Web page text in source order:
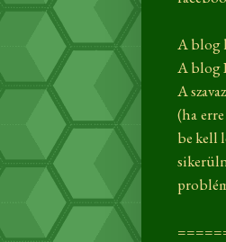
A blog
A blog
A
(ha
be kell